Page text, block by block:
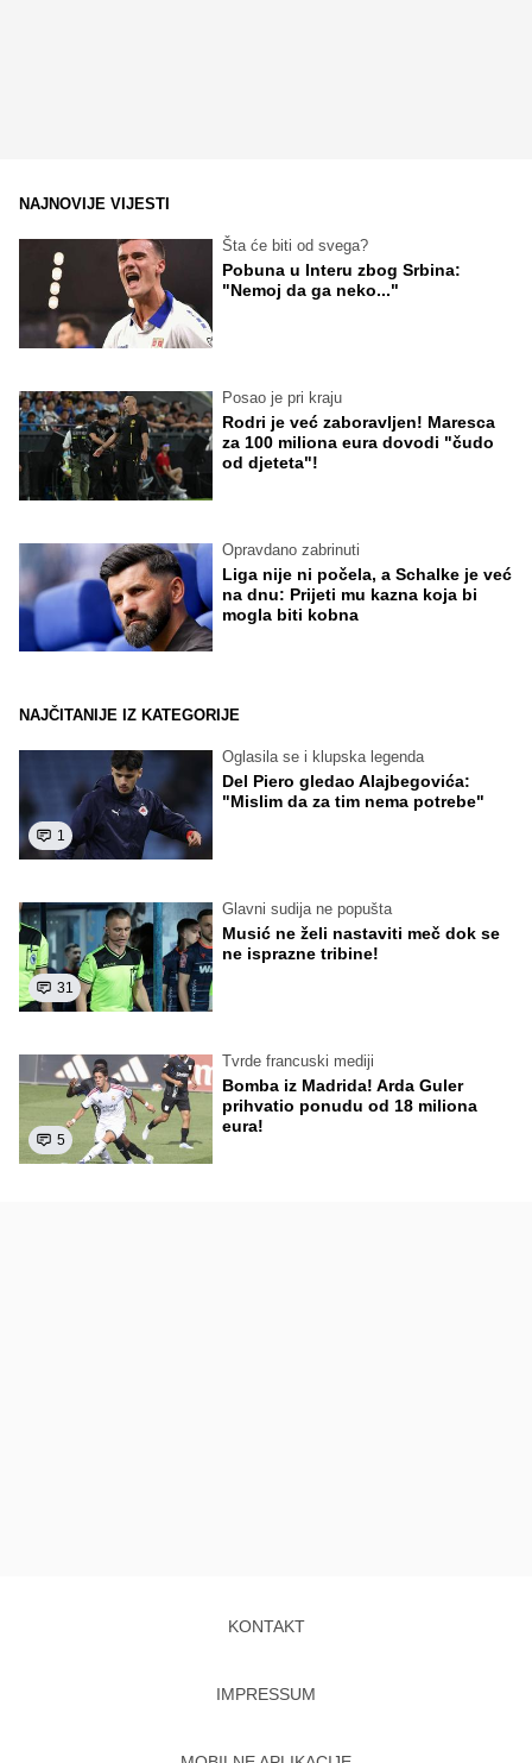
NAJNOVIJE VIJESTI
Šta će biti od svega?
Pobuna u Interu zbog Srbina:
"Nemoj da ga neko..."
Posao je pri kraju
Rodri je već zaboravljen! Maresca
za 100 miliona eura dovodi "čudo
od djeteta"!
Opravdano zabrinuti
Liga nije ni počela, a Schalke je već
na dnu: Prijeti mu kazna koja bi
mogla biti kobna
NAJČITANIJE IZ KATEGORIJE
1
Oglasila se i klupska legenda
Del Piero gledao Alajbegovića:
"Mislim da za tim nema potrebe"
31
Glavni sudija ne popušta
Musić ne želi nastaviti meč dok se
ne isprazne tribine!
5
Tvrde francuski mediji
Bomba iz Madrida! Arda Guler
prihvatio ponudu od 18 miliona
eura!
KONTAKT
IMPRESSUM